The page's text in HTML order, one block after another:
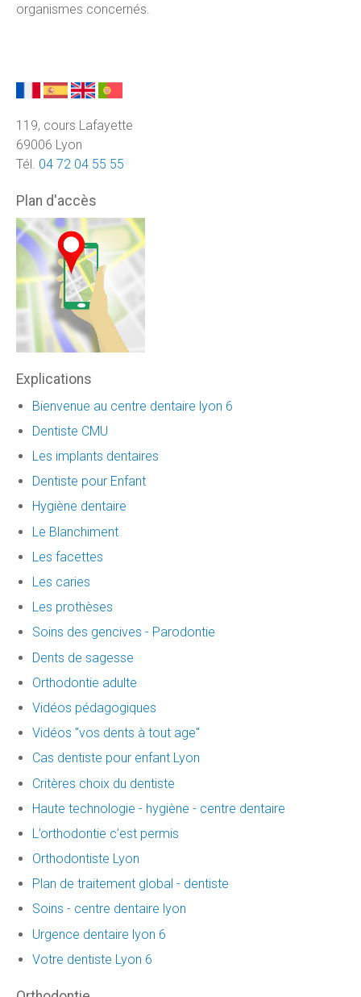
organismes concernés.
119, cours Lafayette
69006 Lyon
Tél. 04 72 04 55 55
Plan d'accès
Explications
Bienvenue au centre dentaire lyon 6
Dentiste CMU
Les implants dentaires
Dentiste pour Enfant
Hygiène dentaire
Le Blanchiment
Les facettes
Les caries
Les prothèses
Soins des gencives - Parodontie
Dents de sagesse
Orthodontie adulte
Vidéos pédagogiques
Vidéos "vos dents à tout age"
Cas dentiste pour enfant Lyon
Critères choix du dentiste
Haute technologie - hygiène - centre dentaire
L’orthodontie c’est permis
Orthodontiste Lyon
Plan de traitement global - dentiste
Soins - centre dentaire lyon
Urgence dentaire lyon 6
Votre dentiste Lyon 6